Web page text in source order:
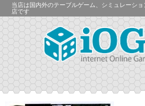
当店は国内外のテーブルゲーム、シミュレーシ
店です